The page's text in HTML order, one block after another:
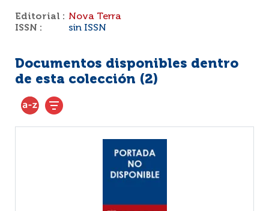
Editorial : Nova Terra
ISSN :
sin ISSN
Documentos disponibles dentro
de esta colección (2)